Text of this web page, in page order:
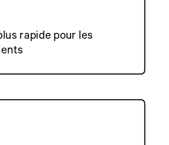
rapide pour les